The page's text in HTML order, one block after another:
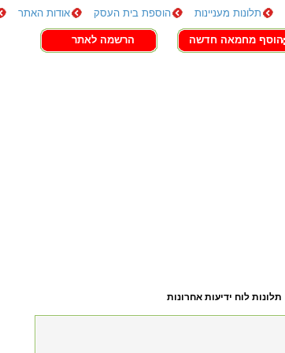
תלונות מעניינות הוספת בית העסק אודות האתר
הוסף מחמאה חדשה הרשמה לאתר
תלונות לוח ידיעות אחרונות